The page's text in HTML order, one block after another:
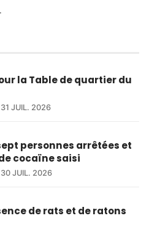
la Table de quartier du
31 JUIL. 2026
personnes arrêtées et
cocaïne saisi
30 JUIL. 2026
de rats et de ratons